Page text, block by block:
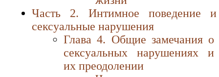
Часть 2. Интимное поведение и
сексуальные нарушения
Глава 4. Общие замечания о
сексуальных нарушениях и
их преодолении